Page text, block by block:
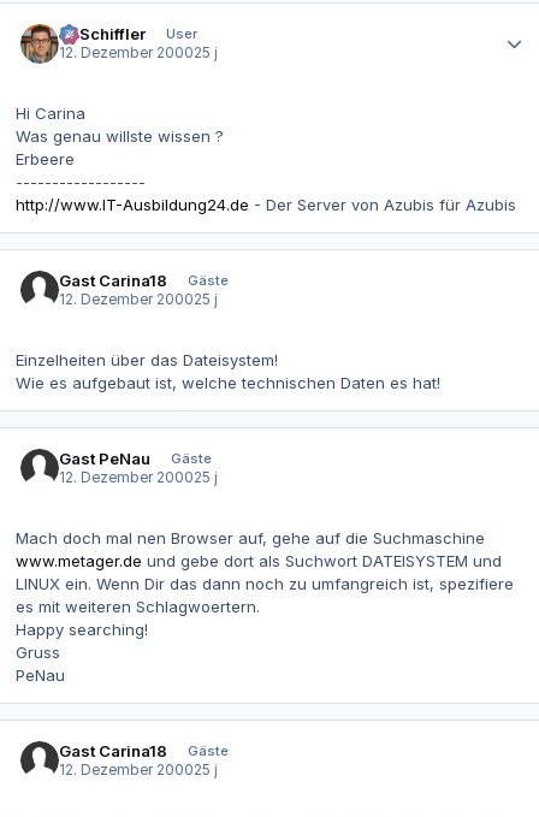
T. Schiffler
User
12. Dezember 200025 j
Hi Carina
Was genau willste wissen ?
Erbeere
------------------
http://www.IT-Ausbildung24.de - Der Server von Azubis für Azubis
Gast Carina18
Gäste
12. Dezember 200025 j
Einzelheiten über das Dateisystem!
Wie es aufgebaut ist, welche technischen Daten es hat!
Gast PeNau
Gäste
12. Dezember 200025 j
Mach doch mal nen Browser auf, gehe auf die Suchmaschine
www.metager.de und gebe dort als Suchwort DATEISYSTEM und
LINUX ein. Wenn Dir das dann noch zu umfangreich ist, spezifiere
es mit weiteren Schlagwoertern.
Happy searching!
Gruss
PeNau
Gast Carina18
Gäste
12. Dezember 200025 j